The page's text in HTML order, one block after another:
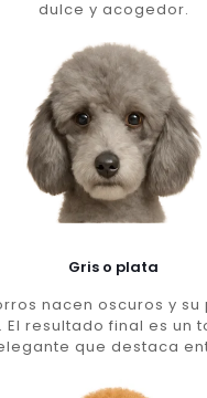
dulce y acogedor.
Gris o plata
nacen oscuros y su
El resultado final es un
que destaca